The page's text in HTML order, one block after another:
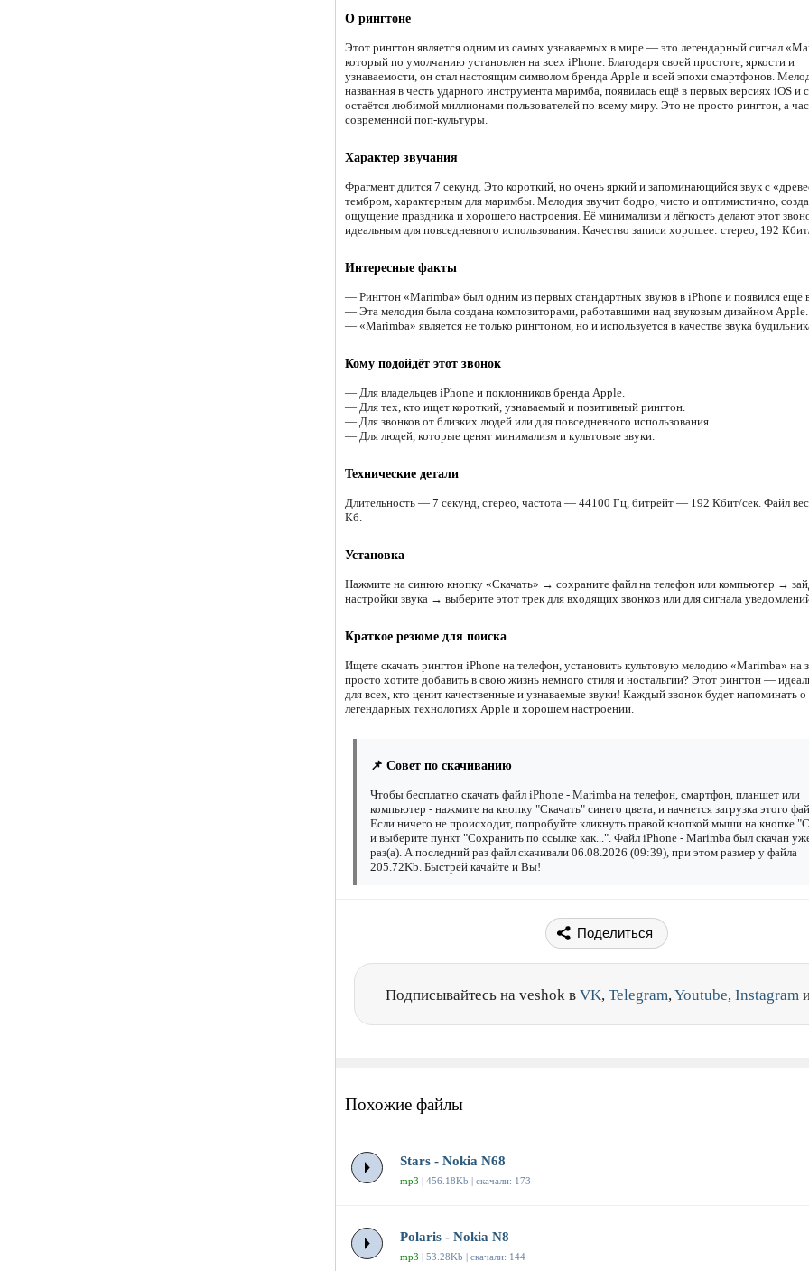
О рингтоне
Этот рингтон является одним из самых узнаваемых в мире — это легендарный сигнал
который по умолчанию установлен на всех iPhone. Благодаря своей простоте, яркости и
узнаваемости, он стал настоящим символом бренда Apple и всей эпохи смартфонов.
названная в честь ударного инструмента маримба, появилась ещё в первых версиях iOS и
остаётся любимой миллионами пользователей по всему миру. Это не просто рингтон, а
современной поп-культуры.
Характер звучания
Фрагмент длится 7 секунд. Это короткий, но очень яркий и запоминающийся звук с
тембром, характерным для маримбы. Мелодия звучит бодро, чисто и оптимистично,
ощущение праздника и хорошего настроения. Её минимализм и лёгкость делают этот
идеальным для повседневного использования. Качество записи хорошее: стерео, 192
Интересные факты
— Рингтон «Marimba» был одним из первых стандартных звуков в iPhone и появился ещё
— Эта мелодия была создана композиторами, работавшими над звуковым дизайном Apple.
— «Marimba» является не только рингтоном, но и используется в качестве звука
Кому подойдёт этот звонок
— Для владельцев iPhone и поклонников бренда Apple.
— Для тех, кто ищет короткий, узнаваемый и позитивный рингтон.
— Для звонков от близких людей или для повседневного использования.
— Для людей, которые ценят минимализм и культовые звуки.
Технические детали
Длительность — 7 секунд, стерео, частота — 44100 Гц, битрейт — 192 Кбит/сек. Файл
Кб.
Установка
Нажмите на синюю кнопку «Скачать» → сохраните файл на телефон или компьютер →
настройки звука → выберите этот трек для входящих звонков или для сигнала
Краткое резюме для поиска
Ищете скачать рингтон iPhone на телефон, установить культовую мелодию «Marimba» на
просто хотите добавить в свою жизнь немного стиля и ностальгии? Этот рингтон —
для всех, кто ценит качественные и узнаваемые звуки! Каждый звонок будет напоминать о
легендарных технологиях Apple и хорошем настроении.
📌 Совет по скачиванию
Чтобы бесплатно скачать файл iPhone - Marimba на телефон, смартфон, планшет или
компьютер - нажмите на кнопку "Скачать" синего цвета, и начнется загрузка этого
Если ничего не происходит, попробуйте кликнуть правой кнопкой мыши на кнопке
и выберите пункт "Сохранить по ссылке как...". Файл iPhone - Marimba был скачан
раз(а). А последний раз файл скачивали 06.08.2026 (09:39), при этом размер у файла
205.72Kb. Быстрей качайте и Вы!
Поделиться
Подписывайтесь на veshok в VK, Telegram,Youtube, Instagram
Похожие файлы
Stars - Nokia N68
mp3 | 456.18Kb | скачали: 173
Polaris - Nokia N8
mp3 | 53.28Kb | скачали: 144